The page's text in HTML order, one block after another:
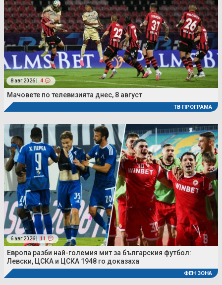
8 авг 2026 | 4
Мачовете по телевизията днес, 8 август
ТВ ПРОГРАМА
6 авг 2026 | 11
Европа разби най-големия мит за българския футбол:
Левски, ЦСКА и ЦСКА 1948 го доказаха
ФЕН ЗОНА